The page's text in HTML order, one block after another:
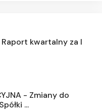
kwartalny za I
- Zmiany do
...